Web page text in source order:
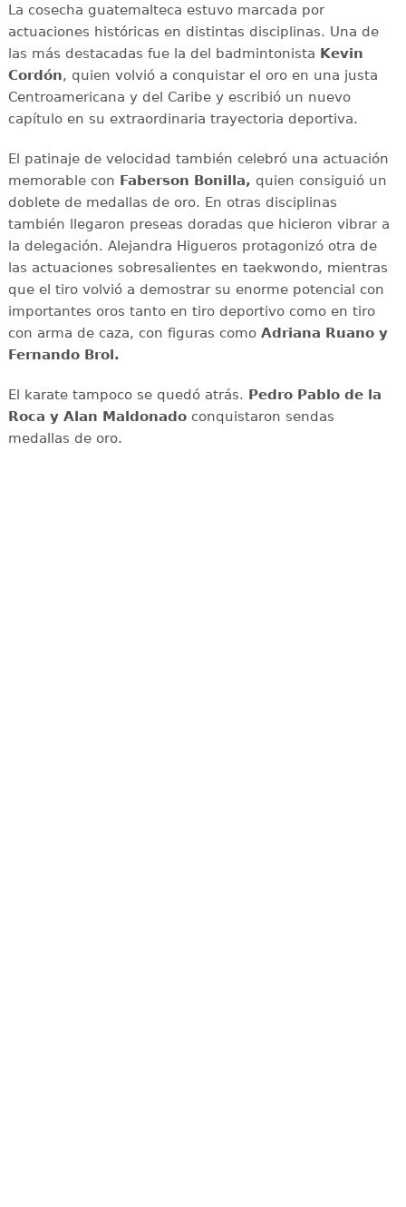
La cosecha guatemalteca estuvo marcada por
actuaciones históricas en distintas disciplinas. Una de
las más destacadas fue la del badmintonista Kevin
Cordón, quien volvió a conquistar el oro en una justa
Centroamericana y del Caribe y escribió un nuevo
capítulo en su extraordinaria trayectoria deportiva.
El patinaje de velocidad también celebró una actuación
memorable con Faberson Bonilla, quien consiguió un
doblete de medallas de oro. En otras disciplinas
también llegaron preseas doradas que hicieron vibrar a
la delegación. Alejandra Higueros protagonizó otra de
las actuaciones sobresalientes en taekwondo, mientras
que el tiro volvió a demostrar su enorme potencial con
importantes oros tanto en tiro deportivo como en tiro
con arma de caza, con figuras como Adriana Ruano y
Fernando Brol.
El karate tampoco se quedó atrás. Pedro Pablo de la
Roca y Alan Maldonadoconquistaron sendas
medallas de oro.